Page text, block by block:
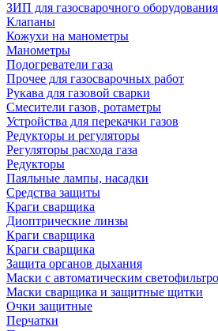
ЗИП для газосварочного оборудования
Клапаны
Кожухи на манометры
Манометры
Подогреватели газа
Прочее для газосварочных работ
Рукава для газовой сварки
Смесители газов, ротаметры
Устройства для перекачки газов
Редукторы и регуляторы
Регуляторы расхода газа
Редукторы
Паяльные лампы, насадки
Средства защиты
Краги сварщика
Диоптрические линзы
Краги сварщика
Краги сварщика
Защита органов дыхания
Маски с автоматическим
Маски сварщика и защитные щитки
Очки защитные
Перчатки